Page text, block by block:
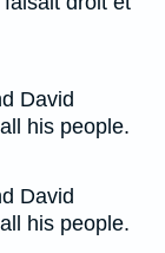
David
his people.
David
his people.